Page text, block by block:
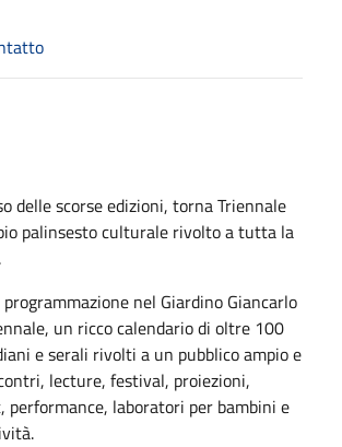
delle scorse edizioni, torna Triennale
palinsesto culturale rivolto a tutta la
nel Giardino Giancarlo
un ricco calendario di oltre 100
e serali rivolti a un pubblico ampio e
lecture, festival, proiezioni,
performance, laboratori per bambini e